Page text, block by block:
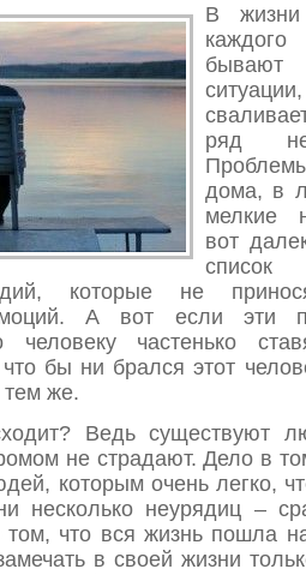
В жизни
ряд
дома, в
мелкие
вот
список
которые не
А вот если эти
человеку частенько
бы ни брался этот
тем же.
Ведь существуют
не страдают. Дело в
которым очень легко,
несколько неурядиц –
что вся жизнь пошла
в своей жизни